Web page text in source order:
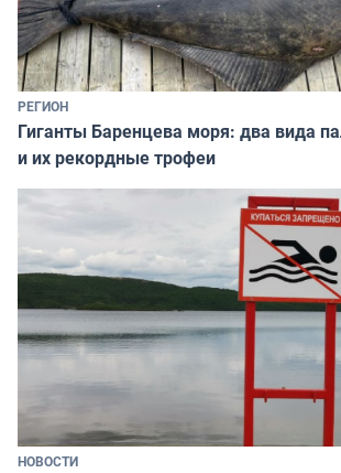
РЕГИОН
Гиганты Баренцева моря: два вида
и их рекордные трофеи
НОВОСТИ